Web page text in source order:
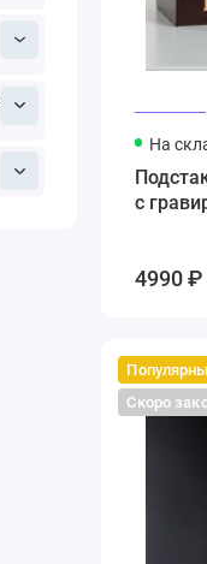
На
с
4990 ₽
Скоро